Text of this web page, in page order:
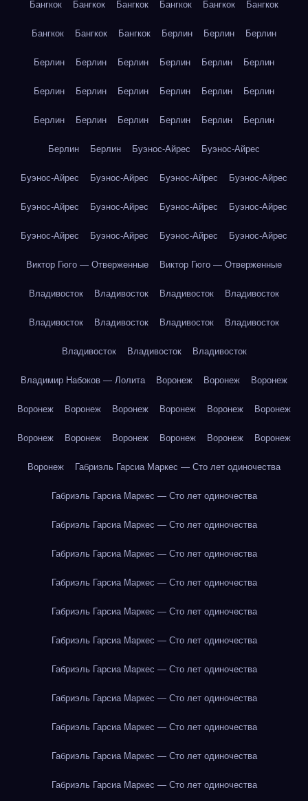
Бангкок Бангкок Бангкок Бангкок Бангкок Бангкок
Бангкок Бангкок Бангкок Берлин Берлин Берлин
Берлин Берлин Берлин Берлин Берлин Берлин
Берлин Берлин Берлин Берлин Берлин Берлин
Берлин Берлин Берлин Берлин Берлин Берлин
Берлин Берлин Буэнос-Айрес Буэнос-Айрес
Буэнос-Айрес Буэнос-Айрес Буэнос-Айрес Буэнос-Айрес
Буэнос-Айрес Буэнос-Айрес Буэнос-Айрес Буэнос-Айрес
Буэнос-Айрес Буэнос-Айрес Буэнос-Айрес Буэнос-Айрес
Виктор Гюго — Отверженные Виктор Гюго — Отверженные
Владивосток Владивосток Владивосток Владивосток
Владивосток Владивосток Владивосток Владивосток
Владивосток Владивосток Владивосток
Владимир Набоков — Лолита Воронеж Воронеж Воронеж
Воронеж Воронеж Воронеж Воронеж Воронеж Воронеж
Воронеж Воронеж Воронеж Воронеж Воронеж Воронеж
Воронеж Габриэль Гарсиа Маркес — Сто лет одиночества
Габриэль Гарсиа Маркес — Сто лет одиночества
Габриэль Гарсиа Маркес — Сто лет одиночества
Габриэль Гарсиа Маркес — Сто лет одиночества
Габриэль Гарсиа Маркес — Сто лет одиночества
Габриэль Гарсиа Маркес — Сто лет одиночества
Габриэль Гарсиа Маркес — Сто лет одиночества
Габриэль Гарсиа Маркес — Сто лет одиночества
Габриэль Гарсиа Маркес — Сто лет одиночества
Габриэль Гарсиа Маркес — Сто лет одиночества
Габриэль Гарсиа Маркес — Сто лет одиночества
Габриэль Гарсиа Маркес — Сто лет одиночества